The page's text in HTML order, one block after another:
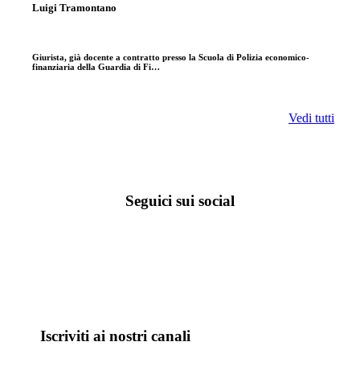
Luigi Tramontano
Giurista, già docente a contratto presso la Scuola di Polizia economico-
finanziaria della Guardia di Fi…
Vedi tutti
Seguici sui social
Iscriviti ai nostri canali